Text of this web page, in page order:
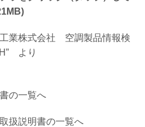
業株式会社 空調製品情報検
より
の一覧へ
扱説明書の一覧へ